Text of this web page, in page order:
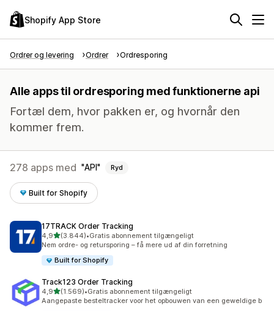
Shopify App Store
Ordrer og levering Ordrer Ordresporing
Alle apps til ordresporing med funktionerne api
Fortæl dem, hvor pakken er, og hvornår den
kommer frem.
278 apps med API Ryd
Built for Shopify
17TRACK Order Tracking
4,9ud af 5 stjerner
(3.844)
3844 anmeldelser i alt
•Gratis abonnement tilgængeligt
Nem ordre- og retursporing – få mere ud af din forretning
Built for Shopify
Track123 Order Tracking
4,9ud af 5 stjerner
(1.569)
1569 anmeldelser i alt
•Gratis abonnement tilgængeligt
Aangepaste besteltracker voor het opbouwen van een geweldige b